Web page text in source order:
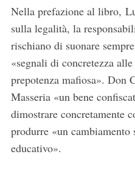
Nella prefazione al libro,
sulla legalità, la
rischiano di suonare
«segnali di concretezza
prepotenza mafiosa». Don
Masseria «un bene
dimostrare concretamente
produrre «un
educativo».